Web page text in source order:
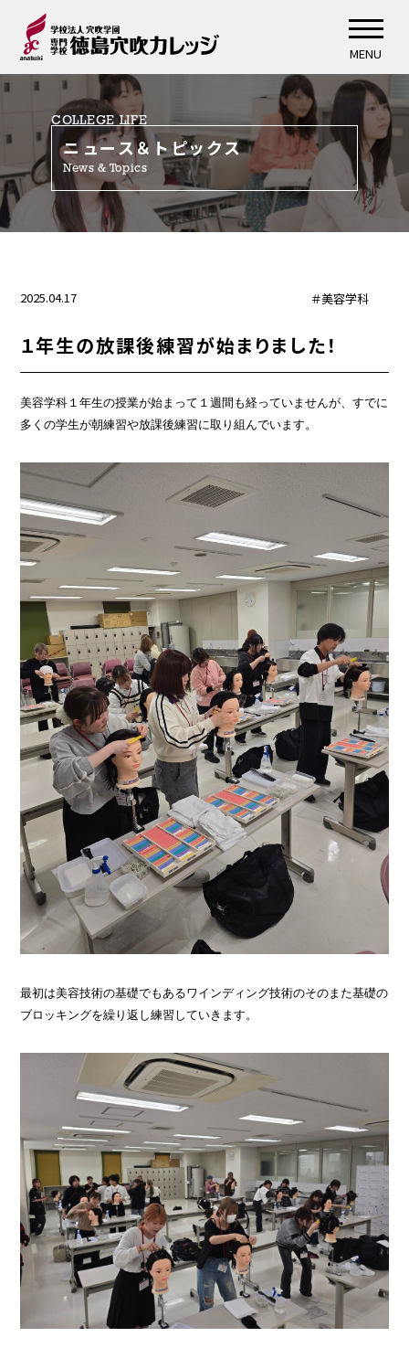
MENU
COLLEGE LIFE
ニュース＆トピックス
News & Topics
2025.04.17 ＃美容学科
１年生の放課後練習が始まりました！
美容学科１年生の授業が始まって１週間も経っていませんが、すでに
多くの学生が朝練習や放課後練習に取り組んでいます。
最初は美容技術の基礎でもあるワインディング技術のそのまた基礎の
ブロッキングを繰り返し練習していきます。